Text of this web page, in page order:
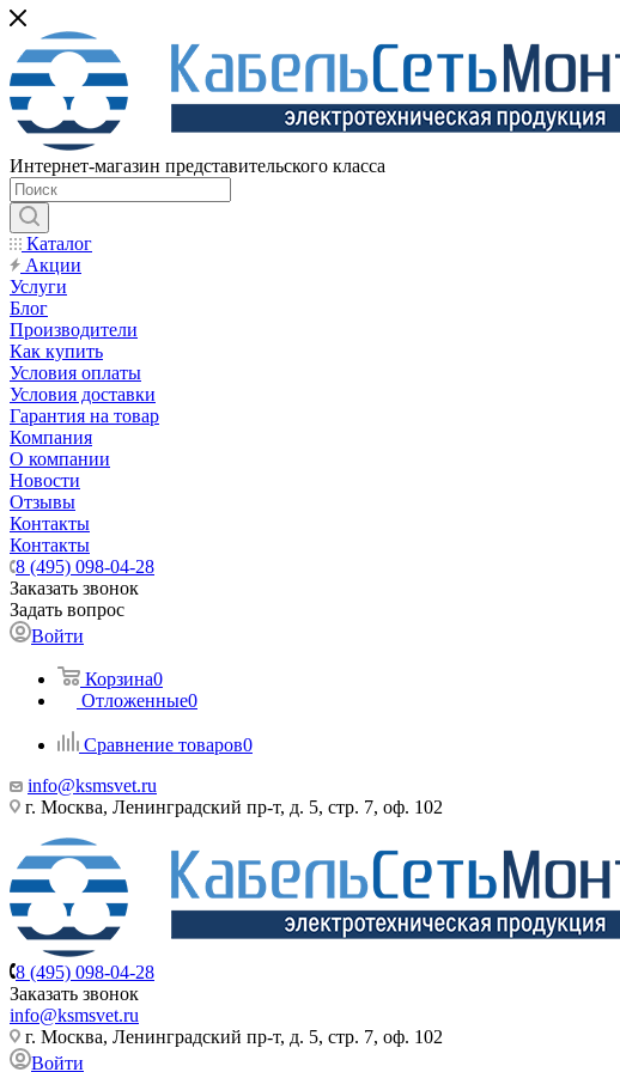
Интернет-магазин представительского класса
Каталог
Акции
Услуги
Блог
Производители
Как купить
Условия оплаты
Условия доставки
Гарантия на товар
Компания
О компании
Новости
Отзывы
Контакты
Контакты
8 (495) 098-04-28
Заказать звонок
Задать вопрос
Войти
Корзина0
Отложенные0
Сравнение товаров0
info@ksmsvet.ru
г. Москва, Ленинградский пр-т, д. 5, стр. 7, оф. 102
8 (495) 098-04-28
Заказать звонок
info@ksmsvet.ru
г. Москва, Ленинградский пр-т, д. 5, стр. 7, оф. 102
Войти